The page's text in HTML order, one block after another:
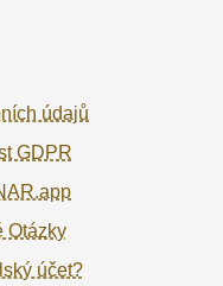
údajů
GDPR
Otázky
účet?